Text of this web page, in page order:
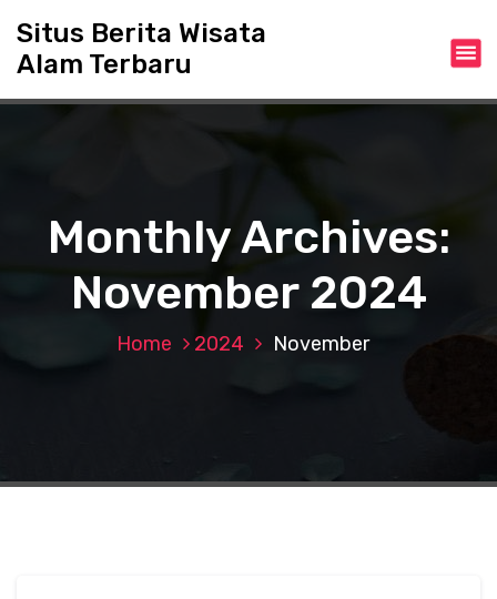
t
Situs Berita Wisata
Alam Terbaru
Monthly Archives:
November 2024
Home 2024 November